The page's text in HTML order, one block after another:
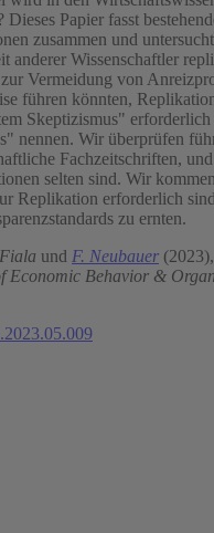
Papier fasst
zusammen und
anderer Wissenschaftler
Vermeidung von
führen könnten,
Skeptizismus"
nennen. Wir überprüfen
Fachzeitschriften,
selten sind. Wir
Replikation erforderlich
zu ernten.
und F. Neubauer
Economic Behavior &